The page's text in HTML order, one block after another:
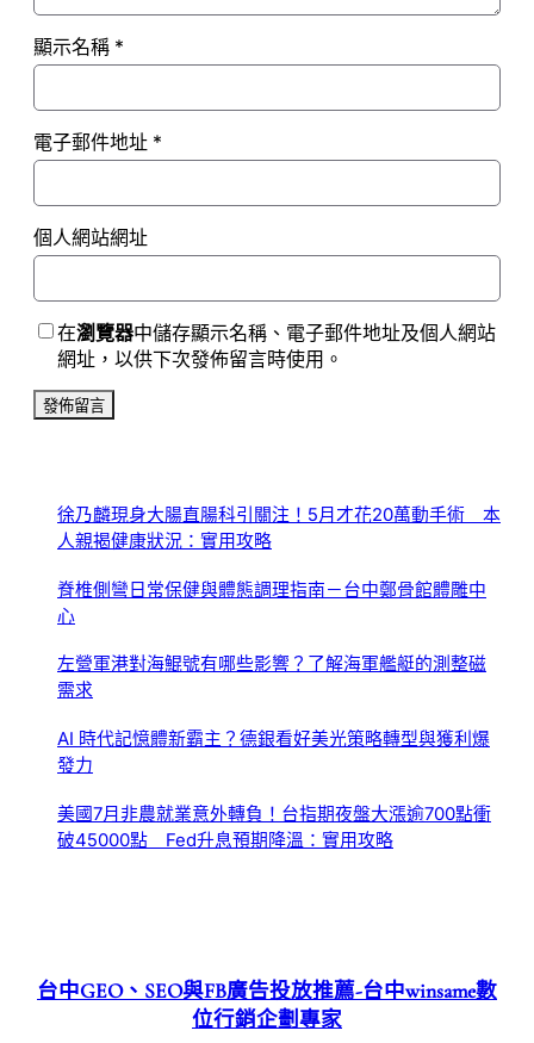
顯示名稱 *
電子郵件地址 *
個人網站網址
在瀏覽器中儲存顯示名稱、電子郵件地址及個人網站
網址，以供下次發佈留言時使用。
徐乃麟現身大腸直腸科引關注！5月才花20萬動手術 本
人親揭健康狀況：實用攻略
脊椎側彎日常保健與體態調理指南－台中鄭骨館體雕中
心
左營軍港對海鯤號有哪些影響？了解海軍艦艇的測整磁
需求
AI 時代記憶體新霸主？德銀看好美光策略轉型與獲利爆
發力
美國7月非農就業意外轉負！台指期夜盤大漲逾700點衝
破45000點 Fed升息預期降溫：實用攻略
台中GEO、SEO與FB廣告投放推薦-台中winsame數
位行銷企劃專家